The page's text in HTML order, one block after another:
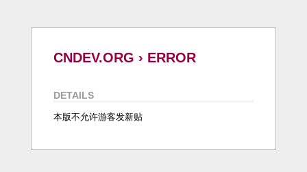
CNDEV.ORG › ERROR
DETAILS
本版不允许游客发新贴